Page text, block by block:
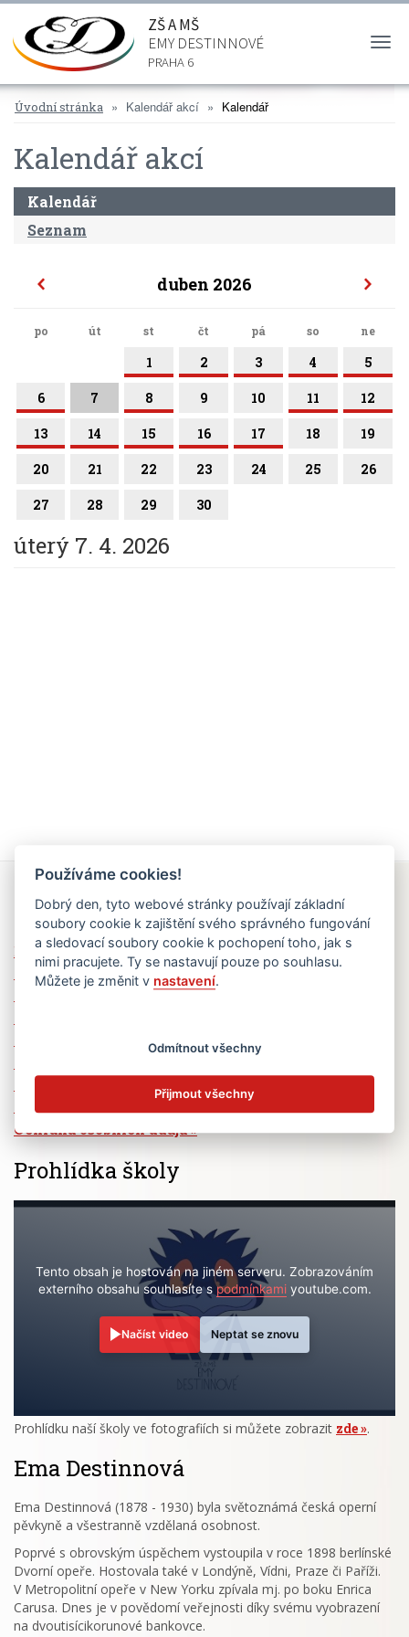
ZŠ A MŠ
EMY DESTINNOVÉ
PRAHA 6
Úvodní stránka Kalendář akcí Kalendář
Kalendář akcí
Kalendář
Seznam
duben 2026
po út st čt pá so ne
1 2 3 4 5
6 7 8 9 10 11 12
13 14 15 16 17 18 19
20 21 22 23 24 25 26
27 28 29 30
úterý 7. 4. 2026
Rychlé odkazy
Elektronická žákovská knížka
Jídelní lístek
Volná pracovní místa
Zřizovatel školy (MČ Praha 6)
Ochrana osobních údajů
Prohlídka školy
Tento obsah je hostován na jiném serveru. Zobrazováním
externího obsahu souhlasíte spodmínkamiyoutube.com.
Načíst video Neptat se znovu
Prohlídku naší školy ve fotografiích si můžete zobrazit zde .
Ema Destinnová
Ema Destinnová (1878 - 1930) byla světoznámá česká operní
pěvkyně a všestranně vzdělaná osobnost.
Poprvé s obrovským úspěchem vystoupila v roce 1898 berlínské
Dvorní opeře. Hostovala také v Londýně, Vídni, Praze či Paříži.
V Metropolitní opeře v New Yorku zpívala mj. po boku Enrica
Carusa. Dnes je v povědomí veřejnosti díky svému vyobrazení
na dvoutisícikorunové bankovce.
Používáme cookies!
Dobrý den, tyto webové stránky používají základní
soubory cookie k zajištění svého správného fungování
a sledovací soubory cookie k pochopení toho, jak s
nimi pracujete. Ty se nastavují pouze po souhlasu.
Můžete je změnit v nastavení.
Odmítnout všechny
Přijmout všechny